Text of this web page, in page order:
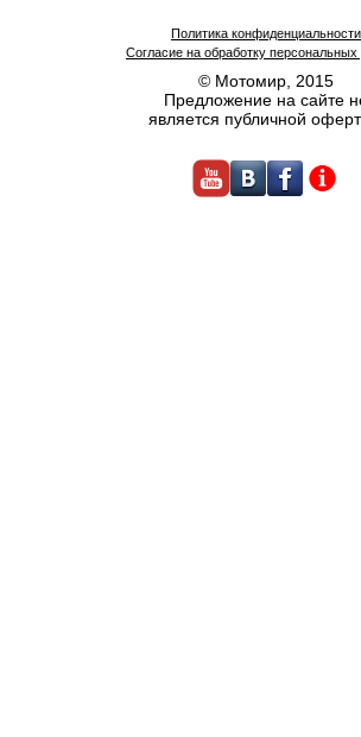
© Мотомир, 2015
Предложение на сайте
является публичной
Политика конфиденциальности
Согласие на обработку